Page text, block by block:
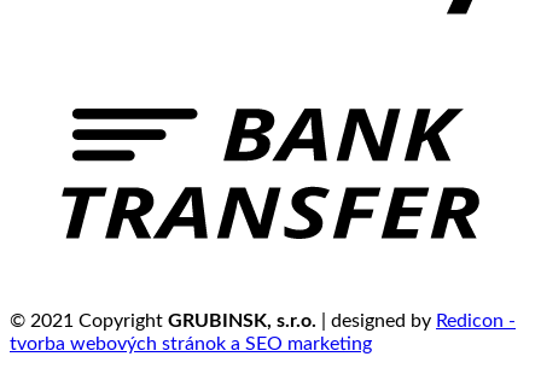
© 2021 Copyright GRUBINSK, s.r.o. | designed by Redicon -
tvorba webových stránok a SEO marketing